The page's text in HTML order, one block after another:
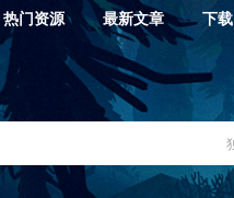
热门资源 最新文章 下载